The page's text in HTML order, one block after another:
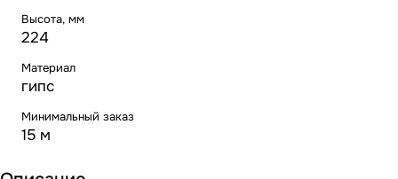
Высота, мм
224
Материал
гипс
Минимальный заказ
15 м